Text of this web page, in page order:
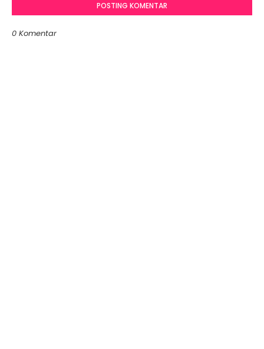
POSTING KOMENTAR
0 Komentar